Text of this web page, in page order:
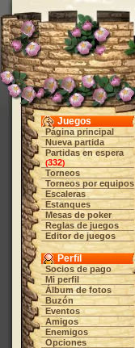
Juegos
Página principal
Nueva partida
Partidas en espera
(332)
Torneos
Torneos por equipos
Escaleras
Estanques
Mesas de poker
Reglas de juegos
Editor de juegos
Perfil
Socios de pago
Mi perfil
Álbum de fotos
Buzón
Eventos
Amigos
Enemigos
Opciones